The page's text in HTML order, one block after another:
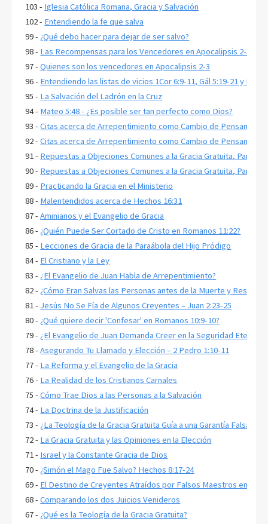
103 - Iglesia Católica Romana, Gracia y Salvación
102 - Entendiendo la fe que salva
99 - ¿Qué debo hacer para dejar de ser salvo?
98 - Las Recompensas para los Vencedores en Apocalipsis 2-3
97 -Quienes son los vencedores en Apocalipsis 2-3
96 - Entendiendo las listas de vicios 1Cor 6:9-11, Gál 5:19-21 y Ef
95 - La Salvación del Ladrón en la Cruz
94 - Mateo 5:48 - ¿Es posible ser tan perfecto como Dios?
93 -Citas acerca de Arrepentimiento como Cambio de
92 -Citas acerca de Arrepentimiento como Cambio de
91 - Repuestas a Objeciones Comunes a la Gracia Gratuita, Parte 2
90 - Repuestas a Objeciones Comunes a la Gracia Gratuita, Parte 1
89 - Practicando la Gracia en el Ministerio
88 - Malentendidos acerca de Hechos 16:31
87 -Aminianos y el Evangelio de Gracia
86 - ¿Quién Puede Ser Cortado de Cristo en Romanos 11:22?
85 - Lecciones de Gracia de la Paraábola del Hijo Pródigo
84 - El Cristiano y la Ley
83 - ¿El Evangelio de Juan Habla de Arrepentimiento?
82 - ¿Cómo Eran Salvas las Personas antes de la Muerte y
81 - Jesús No Se Fía de Algunos Creyentes – Juan 2:23-25
80 - ¿Qué quiere decir 'Confesar' en Romanos 10:9-10?
79 - ¿El Evangelio de Juan Demanda Creer en la Seguridad Eterna
78 -Asegurando Tu Llamado y Elección – 2 Pedro 1:10-11
77 - La Reforma y el Evangelio de la Gracia
76 - La Realidad de los Cristianos Carnales
75 -Cómo Trae Dios a las Personas a la Salvación
74 - La Doctrina de la Justificación
73 - ¿La Teología de la Gracia Gratuita Guía a una Garantía Falsa?
72 - La Gracia Gratuita y las Opiniones en la Elección
71 - Israel y la Constante Gracia de Dios
70 - ¿Simón el Mago Fue Salvo? Hechos 8:17-24
69 - El Destino de Creyentes Atraídos por Falsos Maestros en 2
68 -Comparando los dos Juicios Venideros
67 - ¿Qué es la Teología de la Gracia Gratuita?